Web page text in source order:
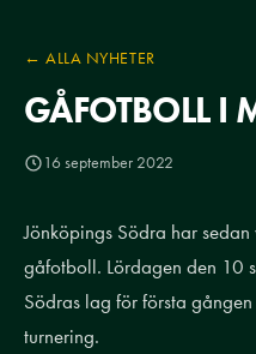
← ALLA NYHETER
GÅFOTBOLL I
16 september 2022
Jönköpings Södra har
gåfotboll. Lördagen den 10
Södras lag för första
turnering.